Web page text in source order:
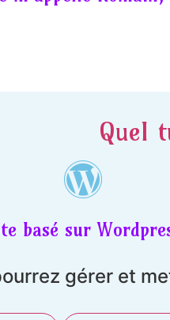
Quel
basé sur
gérer et